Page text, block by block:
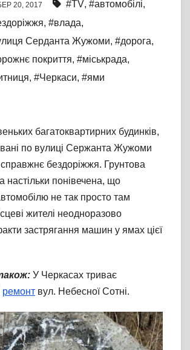
20, 2017 #TV, #автомобілі,
, #влада,
Серданта Жужоми, #дорога,
покриття, #міськрада,
, #Черкаси, #ями
багатоквартирних будинків,
по вулиці Сержанта Жужоми
бездоріжжя. Грунтова
настільки понівечена, що
не так просто там
жителі неодноразово
застрягання машин у ямах цієї
У Черкасах триває
ремонт вул. Небесної Сотні.